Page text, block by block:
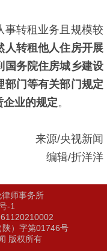
事转租业务且规模较
人转租他人住房开展
国务院住房城乡建设
部门等有关部门规定
企业的规定。
来源/央视新闻
编辑/折洋洋
师事务所
-1
陕）字第01746号
版权所有